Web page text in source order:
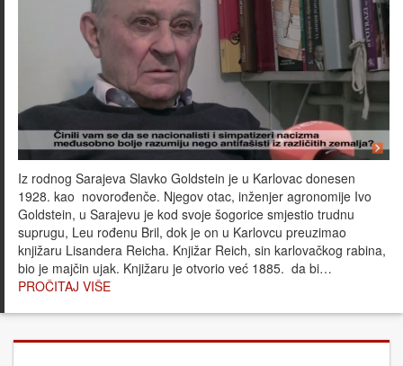
Iz rodnog Sarajeva Slavko Goldstein je u Karlovac donesen
1928. kao novorođenče. Njegov otac, inženjer agronomije Ivo
Goldstein, u Sarajevu je kod svoje šogorice smjestio trudnu
suprugu, Leu rođenu Bril, dok je on u Karlovcu preuzimao
knjižaru Lisandera Reicha. Knjižar Reich, sin karlovačkog rabina,
bio je majčin ujak. Knjižaru je otvorio već 1885. da bi…
PROČITAJ VIŠE